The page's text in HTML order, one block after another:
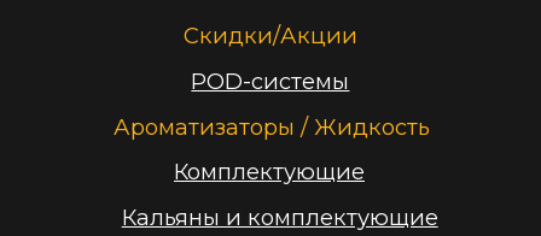
Политика конфиденциальности
УНП 193636348